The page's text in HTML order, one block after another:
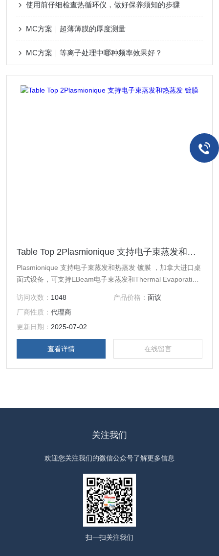
使用前仔细检查热循环仪，做好保养须知的步骤
MC方案｜超薄薄膜的厚度测量
MC方案｜等离子处理中哪种频率效果好？
Table Top 2Plasmionique 支持电子束蒸发和热蒸发 镀膜
Plasmionique 支持电子束蒸发和热蒸发 镀膜 ，加拿大进口桌
面式设备，可支持EBeam电子束蒸发和Thermal Evaporation
访问次数： 1048 产品价格： 面议
厂商性质：代理商
更新日期： 2025-07-02
查看详情 在线留言
关注我们
欢迎您关注我们的微信公众号了解更多信息
扫一扫关注我们